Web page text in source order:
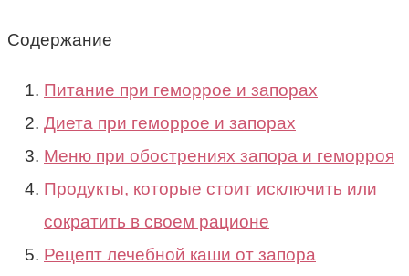
Содержание
Питание при геморрое и запорах
Диета при геморрое и запорах
Меню при обострениях запора и геморроя
Продукты, которые стоит исключить или
сократить в своем рационе
Рецепт лечебной каши от запора